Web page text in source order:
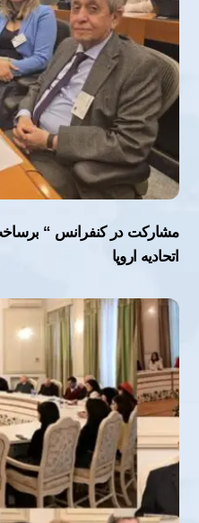
مشارکت در کنفرانس “ برساخت
اتحادیه اروپا